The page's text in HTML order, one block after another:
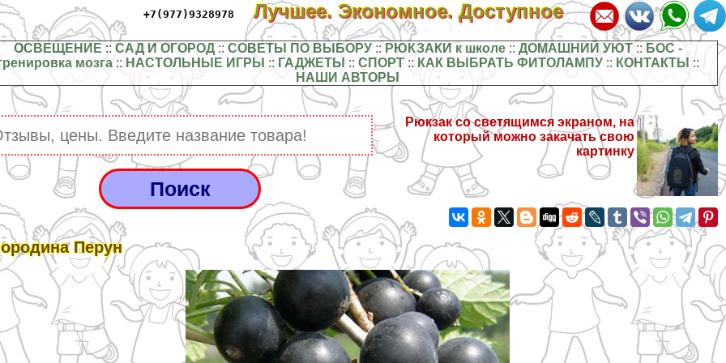
+7(977)9328978 Лучшее. Экономное. Доступное
ОСВЕЩЕНИЕ :: САД И ОГОРОД:: СОВЕТЫ ПО ВЫБОРУ:: РЮКЗАКИ к школе:: ДОМАШНИЙ УЮТ:: БОС -
мозга :: НАСТОЛЬНЫЕ ИГРЫ :: ГАДЖЕТЫ ::СПОРТ :: КАК ВЫБРАТЬ ФИТОЛАМПУ :: КОНТАКТЫ ::
НАШИ АВТОРЫ
Рюкзак со светящимся экраном, на
который можно закачать свою
картинку
Перун